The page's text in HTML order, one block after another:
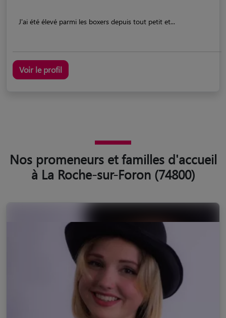
J'ai été élevé parmi les boxers depuis tout petit et...
Voir le profil
Nos promeneurs et familles d'accueil
à La Roche-sur-Foron (74800)